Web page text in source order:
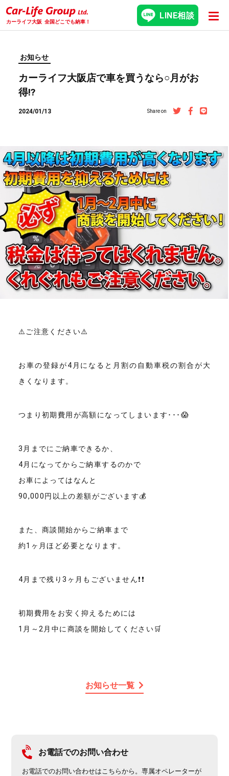
カーライフ大阪 全国どこでも納車！
LINE相談
お知らせ
カーライフ大阪店で車を買うなら○月がお
得⁉️
2024/01/13 Share on
⚠️ご注意ください⚠️
お車の登録が4月になると月割の自動車税の割合が大
きくなります。
つまり初期費用が高額になってしまいます･･･😱
3月までにご納車できるか、
4月になってからご納車するのかで
お車によってはなんと
90,000円以上の差額がございます💰
また、商談開始からご納車まで
約1ヶ月ほど必要となります。
4月まで残り3ヶ月もございません❗❗
初期費用をお安く抑えるためには
1月～2月中に商談を開始してください🛒
お知らせ一覧
お電話でのお問い合わせ
お電話でのお問い合わせはこちらから。専属オペレーターが